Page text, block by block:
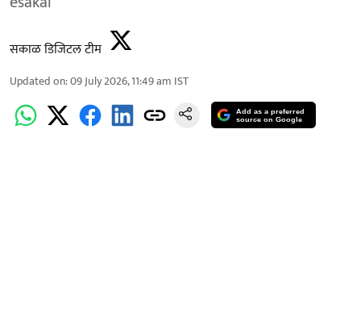
सकाळ डिजिटल टीम
Updated on:09 July 2026, 11:49 am IST
Add as a preferred
source on Google